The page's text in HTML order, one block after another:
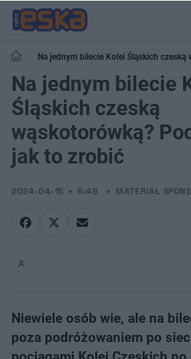
Na jednym bilecie Kolei Śląskich czeską
jak to zrobić
Na jednym bilecie
Śląskich czeską
wąskotorówką?
jak to zrobić
2024-04-15 6:49 MATERIAŁ
Niewiele osób wie, ale na
poza podróżowaniem po